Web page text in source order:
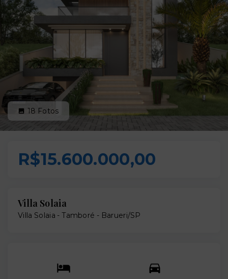
18 Fotos
R$15.600.000,00
Villa Solaia
Villa Solaia -Tamboré - Barueri/SP